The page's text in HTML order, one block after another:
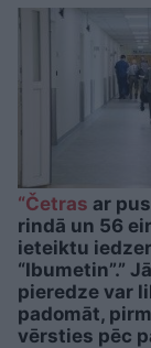
“Četras ar
rindā un 56
ieteiktu
“Ibumetin”.”
pieredze var
padomāt,
vērsties pēc